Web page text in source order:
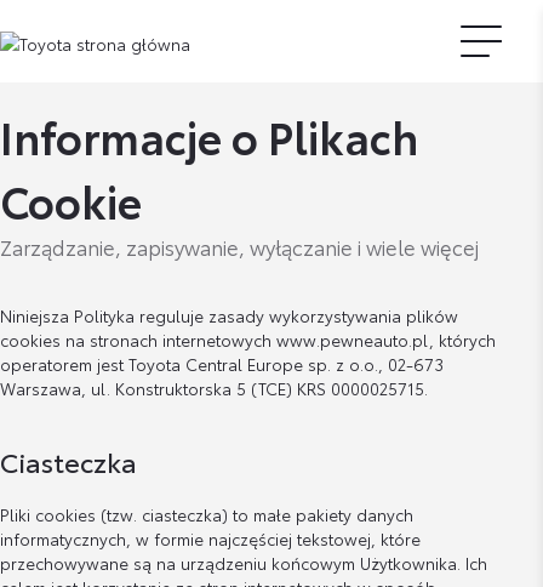
Informacje o Plikach
Cookie
Zarządzanie, zapisywanie, wyłączanie i wiele więcej
Niniejsza Polityka reguluje zasady wykorzystywania plików
cookies na stronach internetowych www.pewneauto.pl, których
operatorem jest Toyota Central Europe sp. z o.o., 02-673
Warszawa, ul. Konstruktorska 5 (TCE) KRS 0000025715.
Ciasteczka
Pliki cookies (tzw. ciasteczka) to małe pakiety danych
informatycznych, w formie najczęściej tekstowej, które
przechowywane są na urządzeniu końcowym Użytkownika. Ich